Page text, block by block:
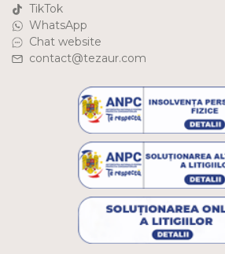
TikTok
WhatsApp
Chat website
contact@tezaur.com